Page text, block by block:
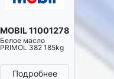
MOBIL 11001278
Белое масло
PRIMOL 382 185kg
Подробнее